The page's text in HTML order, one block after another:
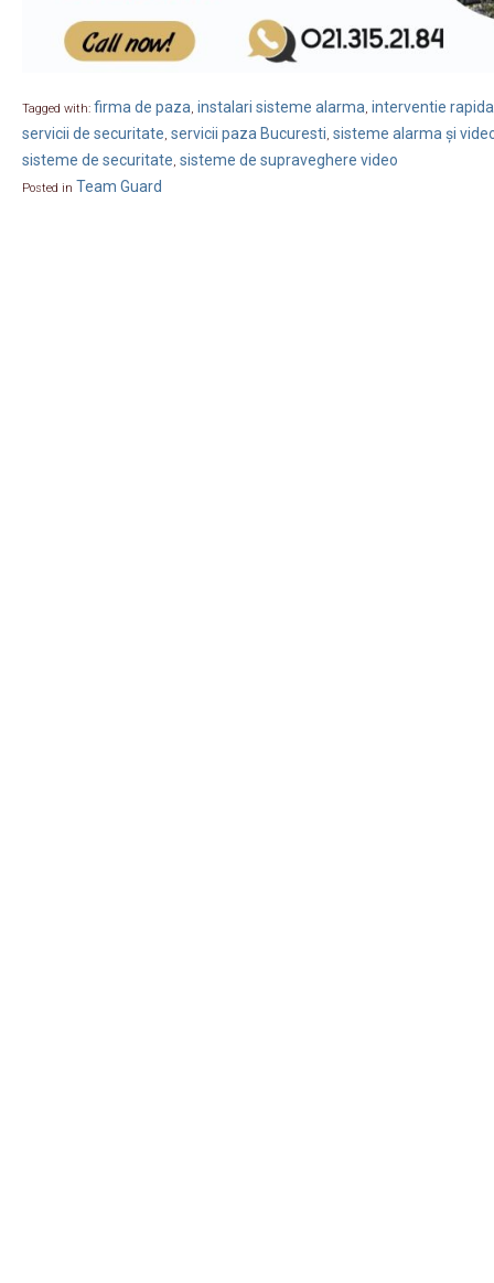
Tagged with: firma de paza, instalari sisteme alarma, interventie rapida
servicii de securitate, servicii paza Bucuresti, sisteme alarma și
sisteme de securitate, sisteme de supraveghere video
Posted in Team Guard